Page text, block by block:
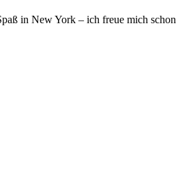
in New York – ich freue mich schon